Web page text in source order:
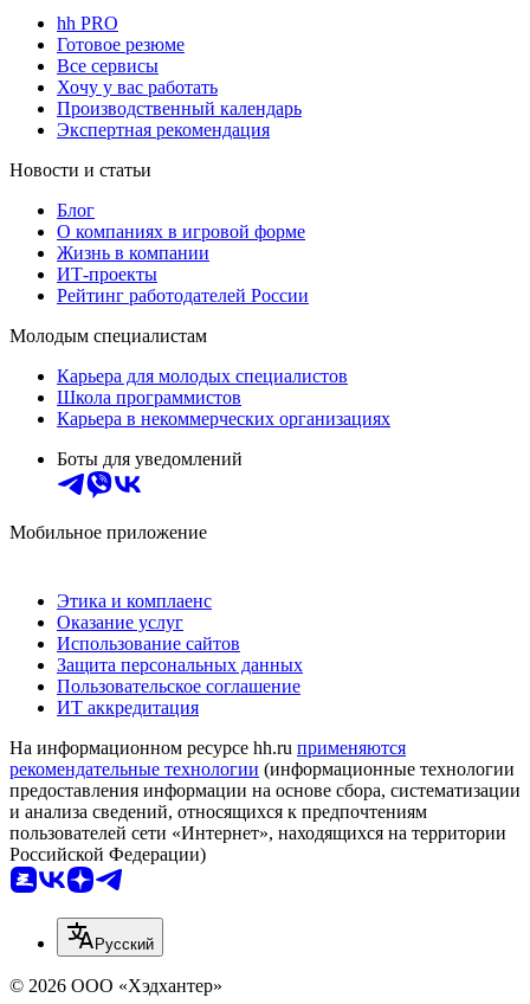
hh PRO
Готовое резюме
Все сервисы
Хочу у вас работать
Производственный календарь
Экспертная рекомендация
Новости и статьи
Блог
О компаниях в игровой форме
Жизнь в компании
ИТ-проекты
Рейтинг работодателей России
Молодым специалистам
Карьера для молодых специалистов
Школа программистов
Карьера в некоммерческих организациях
Боты для уведомлений
Мобильное приложение
Этика и комплаенс
Оказание услуг
Использование сайтов
Защита персональных данных
Пользовательское соглашение
ИТ аккредитация
На информационном ресурсе hh.ru применяются
рекомендательные технологии (информационные технологии
предоставления информации на основе сбора, систематизации
и анализа сведений, относящихся к предпочтениям
пользователей сети «Интернет», находящихся на территории
Российской Федерации)
Русский
© 2026 ООО «Хэдхантер»